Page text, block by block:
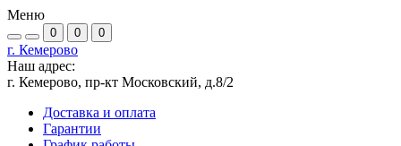
Меню
0 0 0
г. Кемерово
Наш адрес:
г. Кемерово, пр-кт Московский, д.8/2
Доставка и оплата
Гарантии